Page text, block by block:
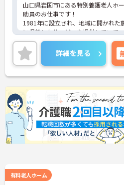
山口県岩国市にある特別養護老人ホ
助員のお仕事です！
1981年に設立され、地域に開かれた
に根差したサービスを提供していて
な雰囲気の中で、のびのびと過ごし
設づくりを目指している事業所です♪
資格をお持ちでなくてもご応募OKで
ら始めて、働きながら資格を取得で
トしてくださいます★
時間外業務はほとんどなく、年間休
ますので、無理のない働き方ができ
ご興味ある方には、面接対策ポイン
詳細をお話しいたしますのでお気軽
い。
詳細を見る
有料老人ホーム